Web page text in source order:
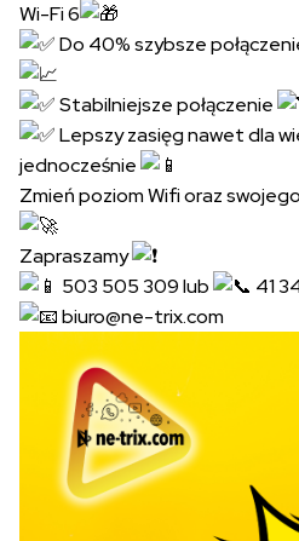
Wi-Fi 6
Do 40% szybsze
Stabilniejsze połączenie
Lepszy zasięg nawet dla
jednocześnie
Zmień poziom Wifi oraz
Zapraszamy
503 505 309 lub
41
biuro@ne-trix.com